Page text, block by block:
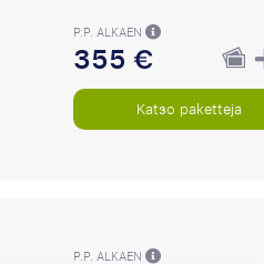
P.P. ALKAEN
355 €
Katso paketteja
P.P. ALKAEN